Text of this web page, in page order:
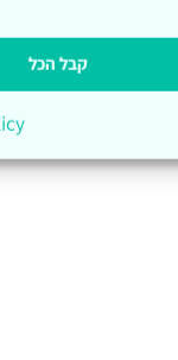
קבל הכל